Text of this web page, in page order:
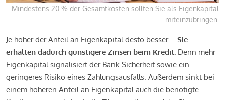
Mindestens 20 % der Gesamtkosten sollten Sie als Eigenkapital
miteinzubringen.
Je höher der Anteil an Eigenkapital desto besser – Sie
erhalten dadurch günstigere Zinsen beim Kredit. Denn mehr
Eigenkapital signalisiert der Bank Sicherheit sowie ein
geringeres Risiko eines Zahlungsausfalls. Außerdem sinkt bei
einem höheren Anteil an Eigenkapital auch die benötigte